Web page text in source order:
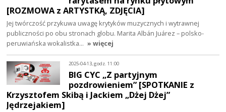
[ROZMOWA z ARTYSTKĄ, ZDJĘCIA]
Jej twórczość przykuwa uwagę krytyków muzycznych i wytrawnej
publiczności po obu stronach globu. Marita Albán Juárez – polsko-
peruwiańska wokalistka… » więcej
2025-04-13, godz. 11:00
BIG CYC „Z partyjnym
pozdrowieniem” [SPOTKANIE z
Krzysztofem Skibą i Jackiem „Dżej Dżej”
Jędrzejakiem]